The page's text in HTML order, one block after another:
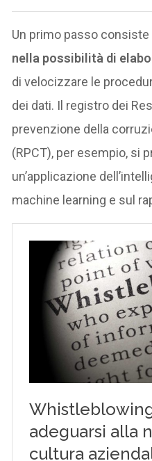
Un primo passo consiste
nella possibilità di
di velocizzare le
dei dati. Il registro dei
prevenzione della
(RPCT), per esempio, si
un’applicazione
machine learning e sul